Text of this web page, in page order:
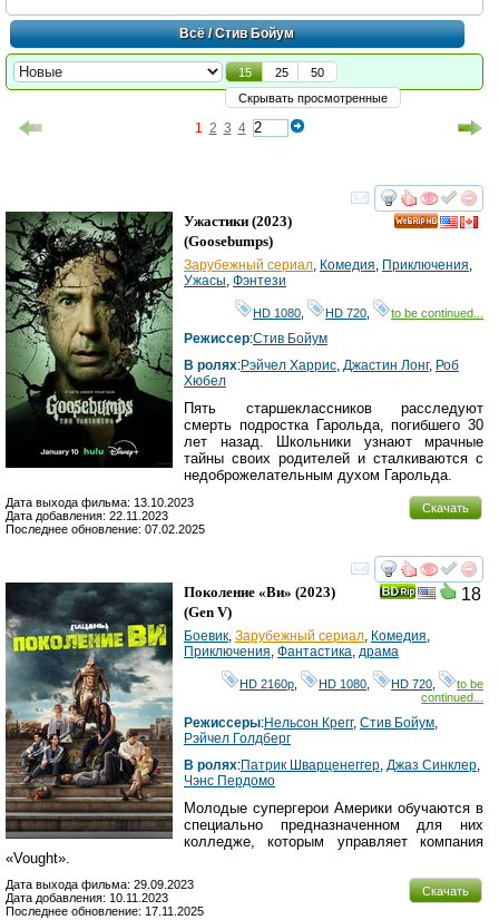
Всё/ Стив Бойум
15 25
50
Скрывать просмотренные
1 2 3 4
смотреть
Ужастики (2023)
(Goosebumps)
Зарубежный сериал Комедия Приключения
Ужасы Фэнтези
HD 1080 HD 720 to be continued...
Режиссер:Стив Бойум
В ролях:Рэйчел Харрис Джастин Лонг, Роб
Хюбел
Пять старшеклассников расследуют
смерть подростка Гарольда, погибшего 30
лет назад. Школьники узнают мрачные
тайны своих родителей и сталкиваются с
недоброжелательным духом Гарольда.
Скачать
Дата выхода фильма: 13.10.2023
Дата добавления: 22.11.2023
Последнее обновление: 07.02.2025
смотреть
18
Поколение «Ви» (2023)
(Gen V)
Боевик Зарубежный сериал Комедия
Приключения Фантастика драма
HD 2160р HD 1080 HD 720
to be
continued...
Режиссеры:Нельсон Крегг, Стив Бойум
Рэйчел Голдберг
В ролях:Патрик Шварценеггер Джаз Синклер
Чэнс Пердомо
Молодые супергерои Америки обучаются в
специально предназначенном для них
колледже, которым управляет компания
«Vought».
Скачать
Дата выхода фильма: 29.09.2023
Дата добавления: 10.11.2023
Последнее обновление: 17.11.2025